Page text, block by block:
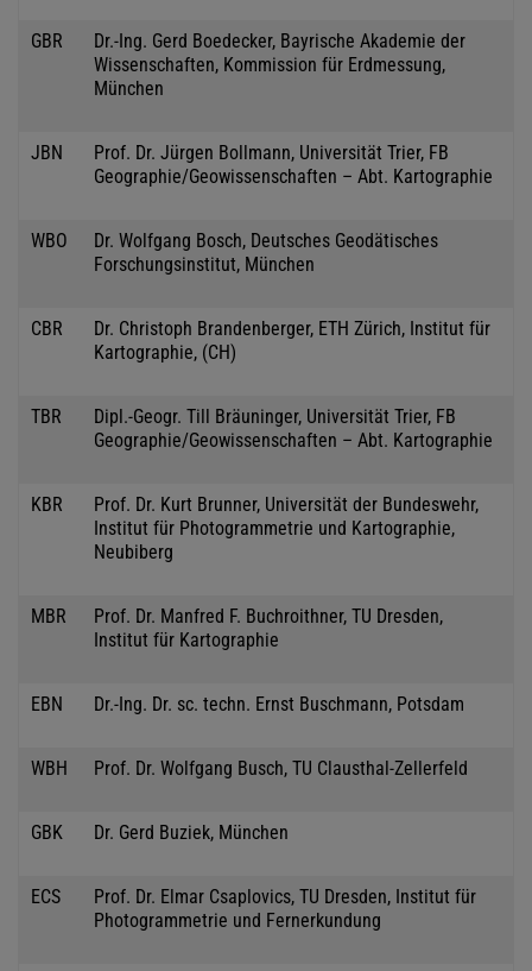
GBR
Dr.-Ing. Gerd Boedecker, Bayrische Akademie der
Wissenschaften, Kommission für Erdmessung,
München
JBN
Prof. Dr. Jürgen Bollmann, Universität Trier, FB
Geographie/Geowissenschaften – Abt. Kartographie
WBO
Dr. Wolfgang Bosch, Deutsches Geodätisches
Forschungsinstitut, München
CBR
Dr. Christoph Brandenberger, ETH Zürich, Institut für
Kartographie, (CH)
TBR
Dipl.-Geogr. Till Bräuninger, Universität Trier, FB
Geographie/Geowissenschaften – Abt. Kartographie
KBR
Prof. Dr. Kurt Brunner, Universität der Bundeswehr,
Institut für Photogrammetrie und Kartographie,
Neubiberg
MBR
Prof. Dr. Manfred F. Buchroithner, TU Dresden,
Institut für Kartographie
EBN Dr.-Ing. Dr. sc. techn. Ernst Buschmann, Potsdam
WBH Prof. Dr. Wolfgang Busch, TU Clausthal-Zellerfeld
GBK Dr. Gerd Buziek, München
ECS
Prof. Dr. Elmar Csaplovics, TU Dresden, Institut für
Photogrammetrie und Fernerkundung